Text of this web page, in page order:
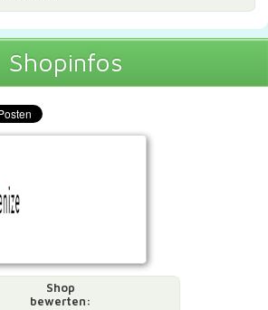
Shopinfos
Shop
bewerten: